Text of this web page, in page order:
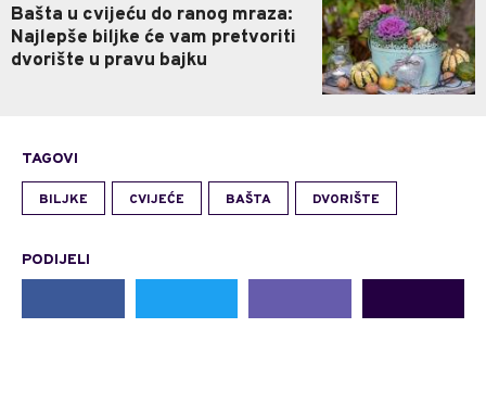
Bašta u cvijeću do ranog mraza:
Najlepše biljke će vam pretvoriti
dvorište u pravu bajku
TAGOVI
BILJKE CVIJEĆE BAŠTA DVORIŠTE
PODIJELI